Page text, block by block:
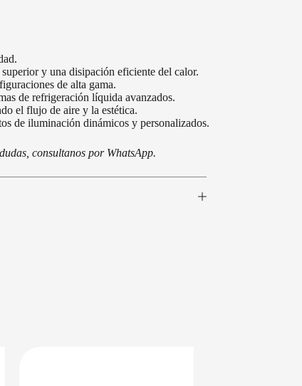
y una disipación eficiente del calor.
de alta gama.
de refrigeración líquida avanzados.
el flujo de aire y la estética.
de iluminación dinámicos y personalizados.
consultanos por WhatsApp.